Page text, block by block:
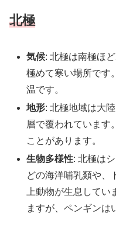
北極
気候: 北極は南極ほ
極めて寒い場所です
温です。
地形: 北極地域は大
層で覆われています
ことがあります。
生物多様性: 北極は
どの海洋哺乳類や、
上動物が生息してい
ますが、ペンギンは